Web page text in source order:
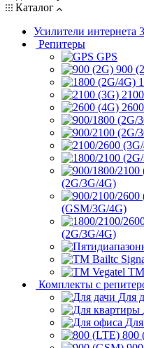
Каталог
Усилители интернета
Репитеры
GPS
900
(2G/3G/4G)
(GSM/3G/4G)
(2G/3G/4G)
ТМ
Комплекты с
Для
800